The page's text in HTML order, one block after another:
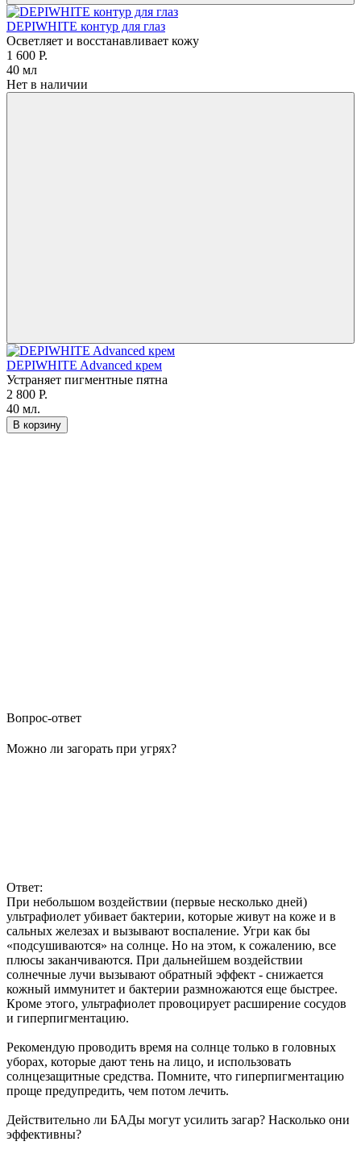
DEPIWHITE контур для глаз
Осветляет и восстанавливает кожу
1 600 Р.
40 мл
Нет в наличии
DEPIWHITE Advanced крем
Устраняет пигментные пятна
2 800 Р.
40 мл.
В корзину
Вопрос-ответ
Можно ли загорать при угрях?
Ответ:
При небольшом воздействии (первые несколько дней)
ультрафиолет убивает бактерии, которые живут на коже и в
сальных железах и вызывают воспаление. Угри как бы
«подсушиваются» на солнце. Но на этом, к сожалению, все
плюсы заканчиваются. При дальнейшем воздействии
солнечные лучи вызывают обратный эффект - снижается
кожный иммунитет и бактерии размножаются еще быстрее.
Кроме этого, ультрафиолет провоцирует расширение сосудов
и гиперпигментацию.
Рекомендую проводить время на солнце только в головных
уборах, которые дают тень на лицо, и использовать
солнцезащитные средства. Помните, что гиперпигментацию
проще предупредить, чем потом лечить.
Действительно ли БАДы могут усилить загар? Насколько они
эффективны?